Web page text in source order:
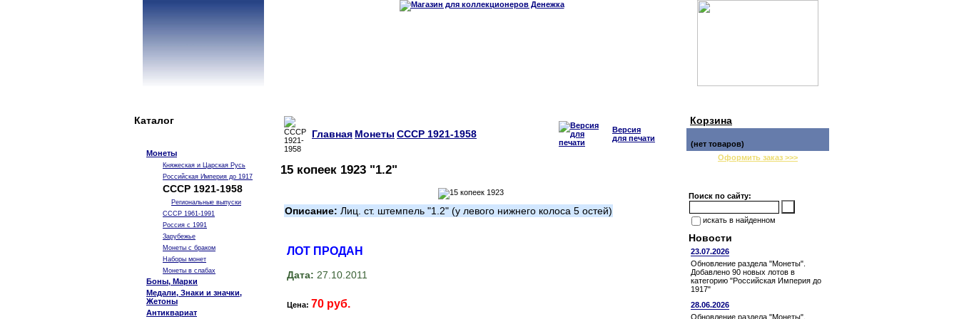
Каталог
Монеты
Княжеская и Царская Русь
Российская Империя до 1917
СССР 1921-1958
Региональные выпуски
СССР 1961-1991
Россия с 1991
Зарубежье
Монеты с браком
Наборы монет
Монеты в слабах
Боны, Марки
Медали, Знаки и значки,
Жетоны
Антиквариат
Главная Монеты СССР 1921-1958
Версия
для печати
15 копеек 1923 "1.2"
Описание: Лиц. ст. штемпель "1.2" (у левого нижнего колоса 5 остей)
ЛОТ ПРОДАН
Дата: 27.10.2011
Цена: 70 руб.
Корзина
(нет товаров)
Оформить заказ >>>
Поиск по сайту:
искать в найденном
Новости
23.07.2026
Обновление раздела "Монеты".
Добавлено 90 новых лотов в
категорию "Российская Империя до
1917"
28.06.2026
Обновление раздела "Монеты".